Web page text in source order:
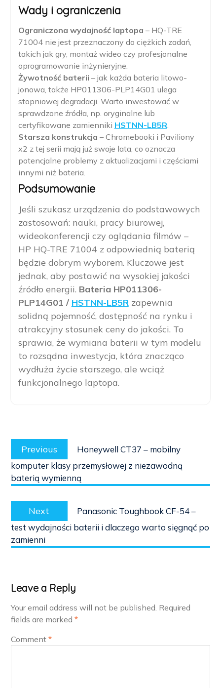
Wady i ograniczenia
Ograniczona wydajność laptopa – HQ-TRE
71004 nie jest przeznaczony do ciężkich zadań,
takich jak gry, montaż wideo czy profesjonalne
oprogramowanie inżynieryjne.
Żywotność baterii – jak każda bateria litowo-
jonowa, także HP011306-PLP14G01 ulega
stopniowej degradacji. Warto inwestować w
sprawdzone źródła, np. oryginalne lub
certyfikowane zamienniki HSTNN-LB5R.
Starsza konstrukcja – Chromebooki i Paviliony
x2 z tej serii mają już swoje lata, co oznacza
potencjalne problemy z aktualizacjami i częściami
innymi niż bateria.
Podsumowanie
Jeśli szukasz urządzenia do podstawowych
zastosowań: nauki, pracy biurowej,
wideokonferencji czy oglądania filmów –
HP HQ-TRE 71004 z odpowiednią baterią
będzie dobrym wyborem. Kluczowe jest
jednak, aby postawić na wysokiej jakości
źródło energii. Bateria HP011306-
PLP14G01 / HSTNN-LB5Rzapewnia
solidną pojemność, dostępność na rynku i
atrakcyjny stosunek ceny do jakości. To
sprawia, że wymiana baterii w tym modelu
to rozsądna inwestycja, która znacząco
wydłuża życie starszego, ale wciąż
funkcjonalnego laptopa.
navigation
Previous
post:
Honeywell CT37 – mobilny
komputer klasy przemysłowej z niezawodną
baterią wymienną
Next
post:
Panasonic Toughbook CF-54 –
test wydajności baterii i dlaczego warto sięgnąć po
zamienni
Leave a Reply
Your email address will not be published. Required
fields are marked *
Comment *